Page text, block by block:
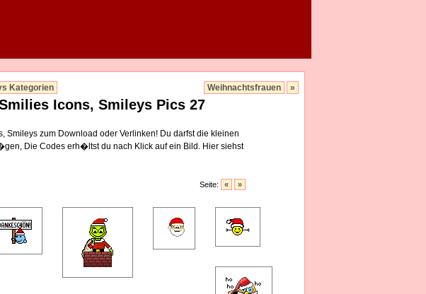
Kategorien Weihnachtsfrauen »
Icons, Smileys Pics 27
Smileys zum Download oder Verlinken! Du darfst die kleinen
Die Codes erh�ltst du nach Klick auf ein Bild. Hier siehst
Seite: « »